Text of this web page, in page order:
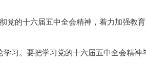
党的十六届五中全会精神，着力加强教
学习。要把学习党的十六届五中全会精